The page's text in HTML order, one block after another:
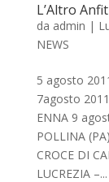
L’Altro
da admin |
NEWS
5 agosto
7agosto
ENNA 9
POLLINA
CROCE DI
LUCREZIA –...